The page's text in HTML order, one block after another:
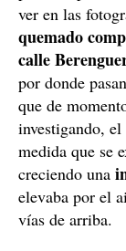
ver en las
quemado
calle
por donde
que de
investigando, el
medida que se
creciendo una
elevaba por el
vías de arriba.